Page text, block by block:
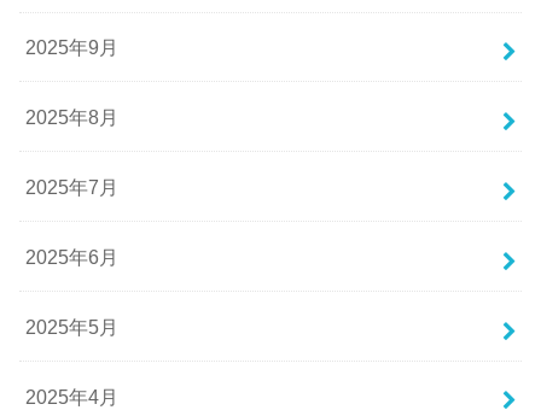
2025年9月
2025年8月
2025年7月
2025年6月
2025年5月
2025年4月